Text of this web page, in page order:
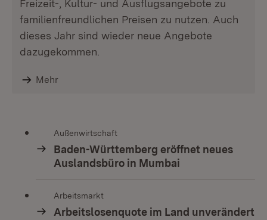
Freizeit-, Kultur- und Ausflugsangebote zu
familienfreundlichen Preisen zu nutzen. Auch
dieses Jahr sind wieder neue Angebote
dazugekommen.
Mehr
Außenwirtschaft
Baden-Württemberg eröffnet neues
Auslandsbüro in Mumbai
Arbeitsmarkt
Arbeitslosenquote im Land unverändert